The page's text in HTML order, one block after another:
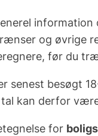
information
og øvrige
før du
senest besøgt
kan derfor
for